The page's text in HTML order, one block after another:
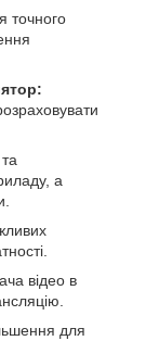
точного
а
відео в
для